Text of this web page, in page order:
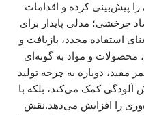
پیش‌بینی کرده و اقدامات
چرخشی؛ مدلی پایدار برای
استفاده مجدد، بازیافت و
و مواد به گونه‌ای
دوباره به چرخه تولید
آلودگی کمک می‌کند، بلکه با
را افزایش می‌دهد.نقش